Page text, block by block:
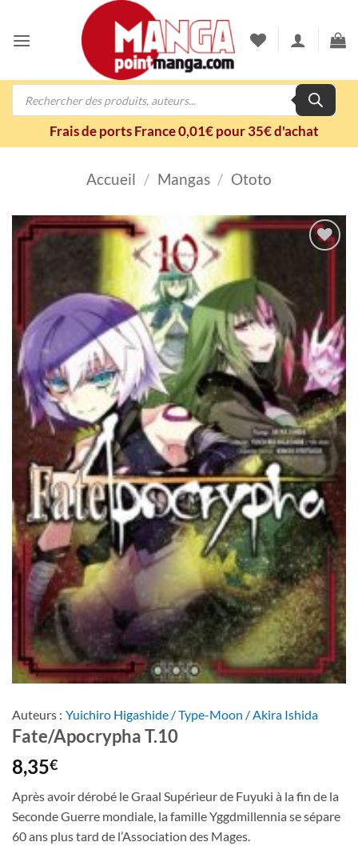
contenu
Recherche
Frais de ports France 0,01€ pour 35€ d'achat
Accueil / Mangas / Ototo
Auteurs : Yuichiro Higashide / Type-Moon / Akira Ishida
Fate/Apocrypha T.10
8,35€
Après avoir dérobé le Graal Supérieur de Fuyuki à la fin de la
Seconde Guerre mondiale, la famille Yggdmillennia se sépare
60 ans plus tard de l’Association des Mages.